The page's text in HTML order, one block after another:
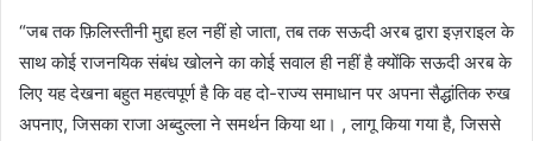
“जब तक फ़िलिस्तीनी मुद्दा हल नहीं हो जाता, तब तक सऊदी अरब द्वारा इज़राइल के
साथ कोई राजनयिक संबंध खोलने का कोई सवाल ही नहीं है क्योंकि सऊदी अरब के
लिए यह देखना बहुत महत्वपूर्ण है कि वह दो-राज्य समाधान पर अपना सैद्धांतिक रुख
अपनाए, जिसका राजा अब्दुल्ला ने समर्थन किया था। , लागू किया गया है, जिससे